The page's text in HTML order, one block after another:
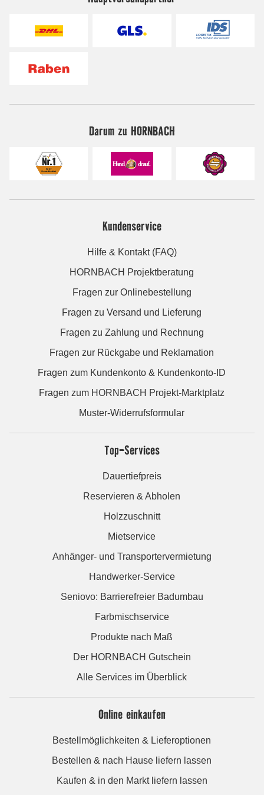
Darum zu HORNBACH
Kundenservice
Hilfe & Kontakt (FAQ)
HORNBACH Projektberatung
Fragen zur Onlinebestellung
Fragen zu Versand und Lieferung
Fragen zu Zahlung und Rechnung
Fragen zur Rückgabe und Reklamation
Fragen zum Kundenkonto & Kundenkonto-ID
Fragen zum HORNBACH Projekt-Marktplatz
Muster-Widerrufsformular
Top-Services
Dauertiefpreis
Reservieren & Abholen
Holzzuschnitt
Mietservice
Anhänger- und Transportervermietung
Handwerker-Service
Seniovo: Barrierefreier Badumbau
Farbmischservice
Produkte nach Maß
Der HORNBACH Gutschein
Alle Services im Überblick
Online einkaufen
Bestellmöglichkeiten & Lieferoptionen
Bestellen & nach Hause liefern lassen
Kaufen & in den Markt liefern lassen